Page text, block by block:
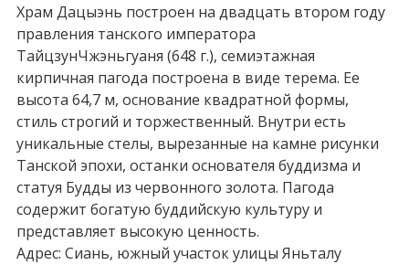
Храм Дацыэнь построен на двадцать втором году
правления танского императора
ТайцзунЧжэньгуаня (648 г.), семиэтажная
кирпичная пагода построена в виде терема. Ее
высота 64,7 м, основание квадратной формы,
стиль строгий и торжественный. Внутри есть
уникальные стелы, вырезанные на камне рисунки
Танской эпохи, останки основателя буддизма и
статуя Будды из червонного золота. Пагода
содержит богатую буддийскую культуру и
представляет высокую ценность.
Адрес: Сиань, южный участок улицы Яньталу